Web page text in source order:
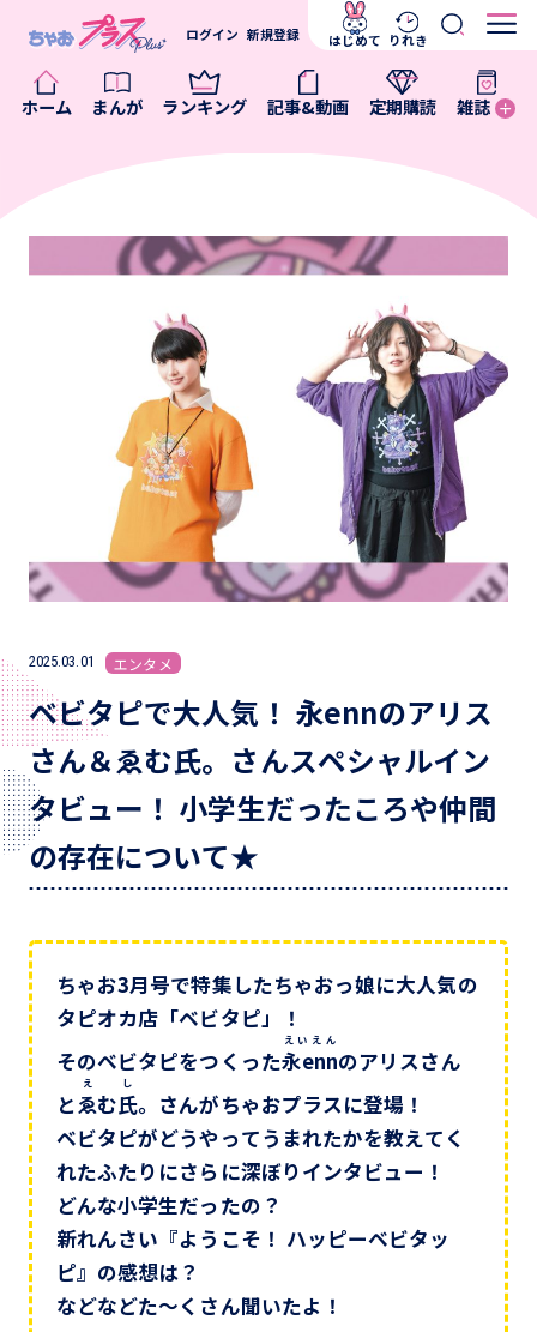
ホーム まんが ランキング 記事&動画 定期購読 雑誌
ログイン 新規登録 はじめて りれき
2025.03.01 エンタメ
ベビタピで大人気！ 永ennのアリス
さん＆ゑむ氏。さんスペシャルイン
タビュー！ 小学生だったころや仲間
の存在について★
ちゃお3月号で特集したちゃおっ娘に大人気の
タピオカ店「ベビタピ」！
そのベビタピをつくった永enn
えいえん
のアリスさん
とゑむ氏
え し
。さんがちゃおプラスに登場！
ベビタピがどうやってうまれたかを教えてく
れたふたりにさらに深ぼりインタビュー！
どんな小学生だったの？
新れんさい『ようこそ！ ハッピーベビタッ
ピ』の感想は？
などなどた～くさん聞いたよ！